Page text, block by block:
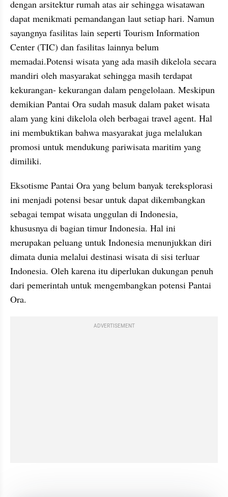
dengan arsitektur rumah atas air sehingga wisatawan
dapat menikmati pemandangan laut setiap hari. Namun
sayangnya fasilitas lain seperti Tourism Information
Center (TIC) dan fasilitas lainnya belum
memadai.Potensi wisata yang ada masih dikelola secara
mandiri oleh masyarakat sehingga masih terdapat
kekurangan- kekurangan dalam pengelolaan. Meskipun
demikian Pantai Ora sudah masuk dalam paket wisata
alam yang kini dikelola oleh berbagai travel agent. Hal
ini membuktikan bahwa masyarakat juga melalukan
promosi untuk mendukung pariwisata maritim yang
dimiliki.
Eksotisme Pantai Ora yang belum banyak tereksplorasi
ini menjadi potensi besar untuk dapat dikembangkan
sebagai tempat wisata unggulan di Indonesia,
khususnya di bagian timur Indonesia. Hal ini
merupakan peluang untuk Indonesia menunjukkan diri
dimata dunia melalui destinasi wisata di sisi terluar
Indonesia. Oleh karena itu diperlukan dukungan penuh
dari pemerintah untuk mengembangkan potensi Pantai
Ora.
ADVERTISEMENT